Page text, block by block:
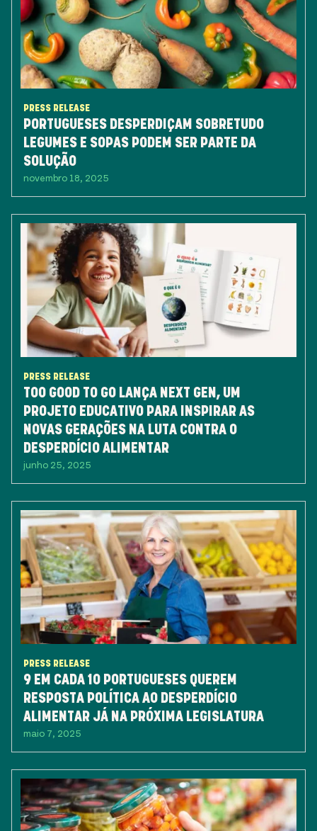
PRESS RELEASE
PORTUGUESES DESPERDIÇAM SOBRETUDO
LEGUMES E SOPAS PODEM SER PARTE DA
SOLUÇÃO
novembro 18, 2025
PRESS RELEASE
TOO GOOD TO GO LANÇA NEXT GEN, UM
PROJETO EDUCATIVO PARA INSPIRAR AS
NOVAS GERAÇÕES NA LUTA CONTRA O
DESPERDÍCIO ALIMENTAR
junho 25, 2025
PRESS RELEASE
9 EM CADA 10 PORTUGUESES QUEREM
RESPOSTA POLÍTICA AO DESPERDÍCIO
ALIMENTAR JÁ NA PRÓXIMA LEGISLATURA
maio 7, 2025